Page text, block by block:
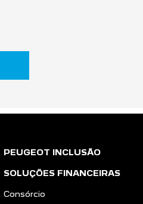
PEUGEOT INCLUSÃO
SOLUÇÕES FINANCEIRAS
Consórcio